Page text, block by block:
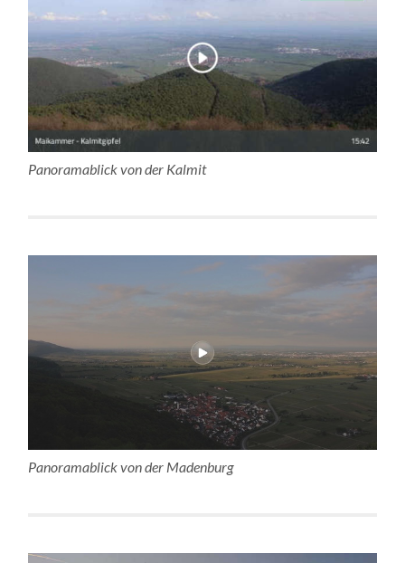
Panoramablick von der Kalmit
Panoramablick von der Madenburg